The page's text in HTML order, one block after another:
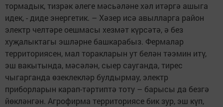
тормадык, тизрәк әлеге мәсьәләне хәл итәргә ашыга
идек, - диде энергетик. – Хәзер исә авылларга район
электр челтәре оешмасы хезмәт күрсәтә, ә без
хуҗалыктагы эшләрне башкарабыз. Фермалар
территориясен, мал торакларын ут белән тәэмин итү,
эш вакытында, мәсәлән, сыер сауганда, тирес
чыгарганда өзеклекләр булдырмау, электр
приборларын карап-тәртиптә тоту – барысы да безгә
йөкләнгән. Агрофирма территориясе бик зур, эш күп,